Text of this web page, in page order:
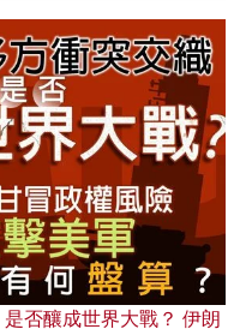
否釀成世界大戰？ 伊朗